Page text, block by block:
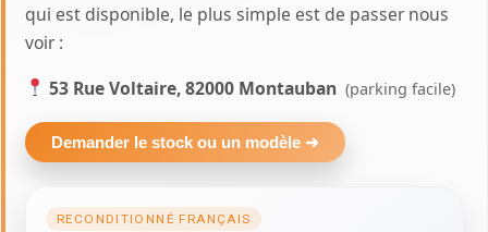
qui est disponible, le plus simple est de passer nous
voir :
53 Rue Voltaire, 82000 Montauban (parking facile)
Demander le stock ou un modèle ➜
RECONDITIONNÉ FRANÇAIS